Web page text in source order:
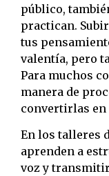
público,
practican.
tus
valentía, pero
Para muchos
manera de
convertirlas
En los talleres
aprenden a
voz y